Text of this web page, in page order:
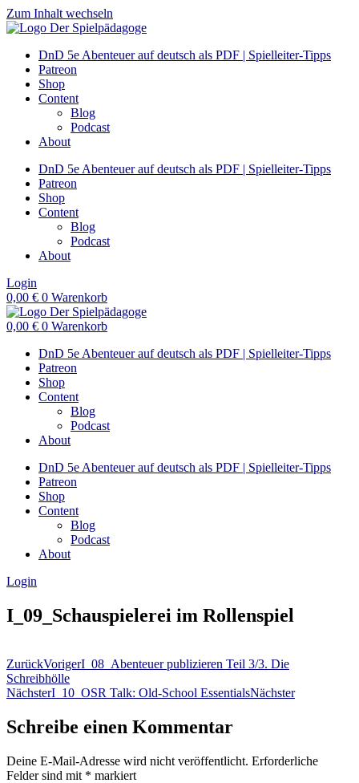
Zum Inhalt wechseln
DnD 5e Abenteuer auf deutsch als PDF | Spielleiter-Tipps
Patreon
Shop
Content
Blog
Podcast
About
DnD 5e Abenteuer auf deutsch als PDF | Spielleiter-Tipps
Patreon
Shop
Content
Blog
Podcast
About
Login
0,00 € 0 Warenkorb
0,00 € 0 Warenkorb
DnD 5e Abenteuer auf deutsch als PDF | Spielleiter-Tipps
Patreon
Shop
Content
Blog
Podcast
About
DnD 5e Abenteuer auf deutsch als PDF | Spielleiter-Tipps
Patreon
Shop
Content
Blog
Podcast
About
Login
I_09_Schauspielerei im Rollenspiel
ZurückVorigerI_08_Abenteuer publizieren Teil 3/3. Die
Schreibhölle
NächsterI_10_OSR Talk: Old-School EssentialsNächster
Schreibe einen Kommentar
Deine E-Mail-Adresse wird nicht veröffentlicht. Erforderliche
Felder sind mit * markiert